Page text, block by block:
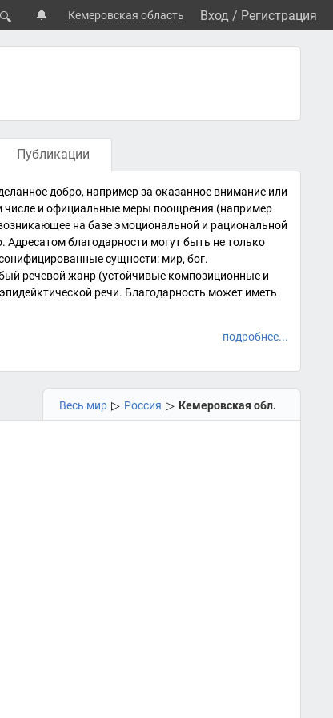
🔍 🔔 Кемеровская область Вход / Регистрация
Публикации
добро, например за оказанное внимание или
числе и официальные меры поощрения (например
на базе эмоциональной и рациональной
. Адресатом благодарности могут быть не только
сущности: мир, бог.
речевой жанр (устойчивые композиционные и
эпидейктической речи. Благодарность может иметь
подробнее...
Весь мир ▷ Россия ▷ Кемеровская обл.